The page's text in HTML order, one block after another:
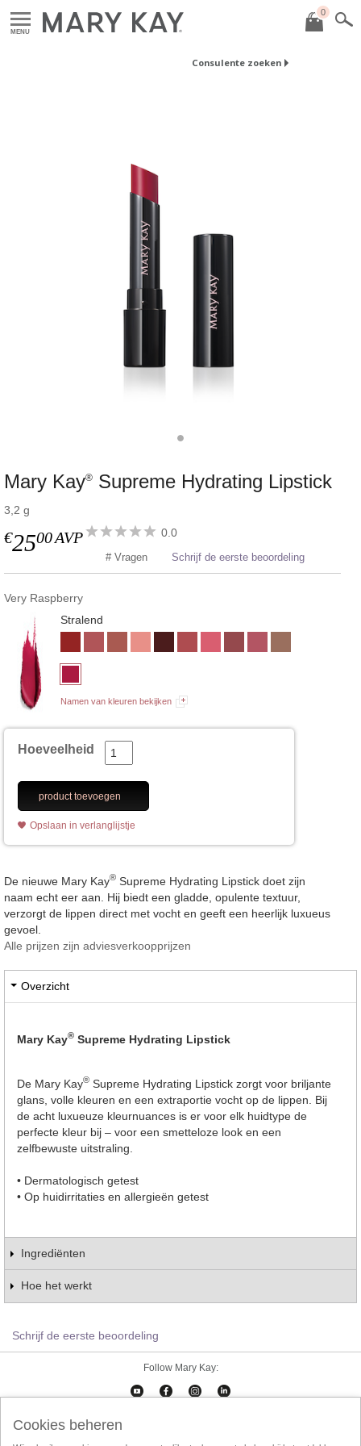
MENU
0
Consulente zoeken
Mary Kay® Supreme Hydrating Lipstick
3,2 g
€2500AVP 0.0
# Vragen Schrijf de eerste beoordeling
Very Raspberry
Stralend
Namen van kleuren bekijken
Hoeveelheid
product toevoegen
Opslaan in verlanglijstje
De nieuwe Mary Kay® Supreme Hydrating Lipstick doet zijn
naam echt eer aan. Hij biedt een gladde, opulente textuur,
verzorgt de lippen direct met vocht en geeft een heerlijk luxueus
gevoel.
Alle prijzen zijn adviesverkoopprijzen
Overzicht
Mary Kay® Supreme Hydrating Lipstick
De Mary Kay® Supreme Hydrating Lipstick zorgt voor briljante
glans, volle kleuren en een extraportie vocht op de lippen. Bij
de acht luxueuze kleurnuances is er voor elk huidtype de
perfecte kleur bij – voor een smetteloze look en een
zelfbewuste uitstraling.
• Dermatologisch getest
• Op huidirritaties en allergieën getest
Ingrediënten
Hoe het werkt
Schrijf de eerste beoordeling
Follow Mary Kay:
Cookies beheren Impressum
Cookies beheren